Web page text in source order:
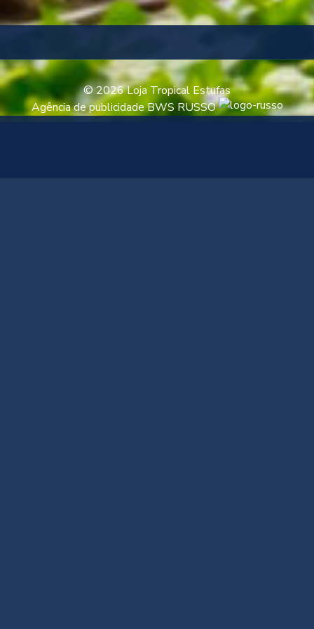
© 2026 Loja Tropical Estufas
Agência de publicidade BWS RUSSO